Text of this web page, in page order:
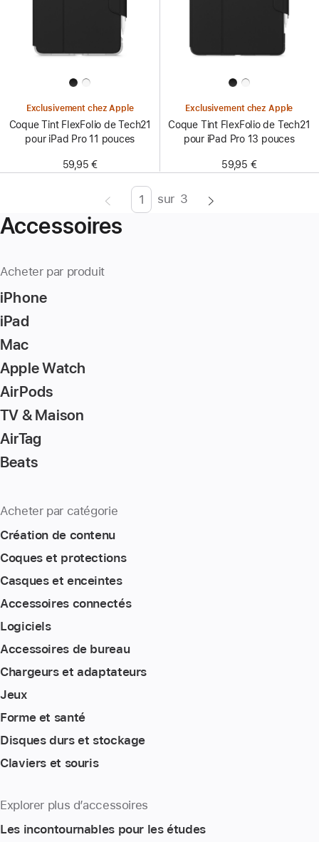
Exclusivement chez Apple
Coque Tint FlexFolio de Tech21
pour iPad Pro 11 pouces
59,95 €
Exclusivement chez Apple
Coque Tint FlexFolio de Tech21
pour iPad Pro 13 pouces
59,95 €
PageEnter
sur 3
Accessoires
Acheter par produit
iPhone
iPad
Mac
Apple Watch
AirPods
TV & Maison
AirTag
Beats
Acheter par catégorie
Création de contenu
Coques et protections
Casques et enceintes
Accessoires connectés
Logiciels
Accessoires de bureau
Chargeurs et adaptateurs
Jeux
Forme et santé
Disques durs et stockage
Claviers et souris
Explorer plus d’accessoires
Les incontournables pour les études